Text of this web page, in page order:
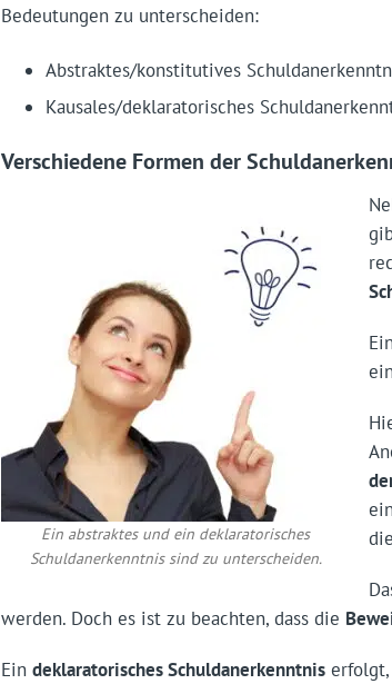
Bedeutungen zu unterscheiden:
Abstraktes/konstitutives
Kausales/deklaratorisches
Verschiedene Formen der
Ein abstraktes und ein deklaratorisches
Schuldanerkenntnis sind zu unterscheiden.
werden. Doch es ist zu beachten, dass die
Ein deklaratorisches Schuldanerkenntniserfolgt,